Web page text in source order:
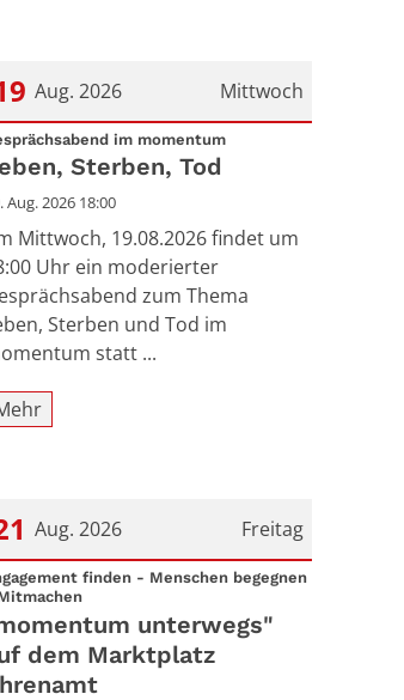
Mittwoch
Aug. 2026
19. August 2026
im momentum:
Sterben, Tod
Aug. 2026 18:00
Mittwoch, 19.08.2026 findet um
Uhr ein moderierter
zum Thema
Sterben und Tod im
statt ...
Freitag
Aug. 2026
21. August 2026
finden - Menschen begegnen
:
unterwegs"
dem Marktplatz